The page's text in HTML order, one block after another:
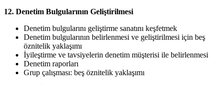
12. Denetim Bulgularının Geliştirilmesi
Denetim bulgularını geliştirme sanatını keşfetmek
Denetim bulgularının belirlenmesi ve geliştirilmesi için beş
öznitelik yaklaşımı
İyileştirme ve tavsiyelerin denetim müşterisi ile belirlenmesi
Denetim raporları
Grup çalışması: beş öznitelik yaklaşımı